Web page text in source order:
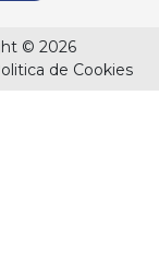
© 2026
de Cookies